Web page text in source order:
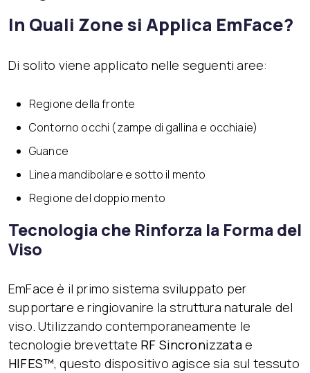
In Quali Zone si Applica EmFace?
Di solito viene applicato nelle seguenti aree:
Regione della fronte
Contorno occhi (zampe di gallina e occhiaie)
Guance
Linea mandibolare e sotto il mento
Regione del doppio mento
Tecnologia che Rinforza la Forma del
Viso
EmFace è il primo sistema sviluppato per
supportare e ringiovanire la struttura naturale del
viso. Utilizzando contemporaneamente le
tecnologie brevettate RF Sincronizzatae
HIFES™, questo dispositivo agisce sia sul tessuto